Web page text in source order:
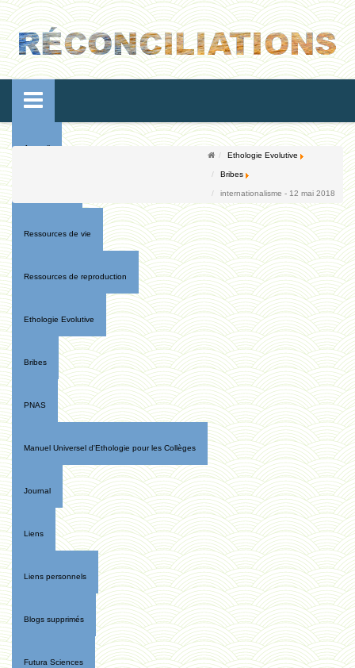
Accueil
Ressources de vie
Ressources de reproduction
Ethologie Evolutive
Bribes
PNAS
Manuel Universel d'Ethologie pour les Collèges
Journal
Liens
Liens personnels
Blogs supprimés
Futura Sciences
Ethologie Evolutive
Bribes
internationalisme - 12 mai 2018